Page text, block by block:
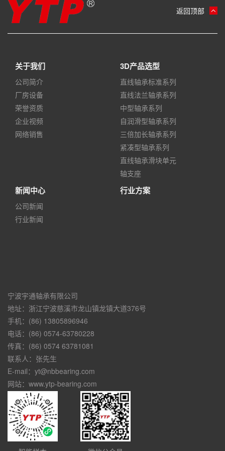
返回顶部
关于我们
公司简介
厂房设备
荣誉资质
企业视频
网络销售
3D产品选型
直线轴承标准系列
直线法兰轴承系列
中型轴承系列
自润滑型轴承系列
三倍加长轴承系列
紧凑型轴承系列
直线轴承滑块单元
轴支座
新闻中心
公司新闻
行业新闻
行业方案
宁波宇通轴承有限公司
地址：浙江宁波慈溪市龙山镇龙镇大道376号
手机：(86) 13805896946
电话：(86) 0574-63780228
传真：(86) 0574 63781081
联系人：张先生
E-mail：yt@nbbearing.com
网站：www.ytp-bearing.com